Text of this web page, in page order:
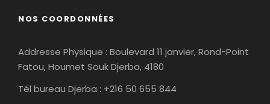
NOS COORDONNÉES
Addresse Physique : Boulevard 11 janvier, Rond-Point
Fatou, Houmet Souk Djerba, 4180
Tél bureau Djerba : +216 50 655 844